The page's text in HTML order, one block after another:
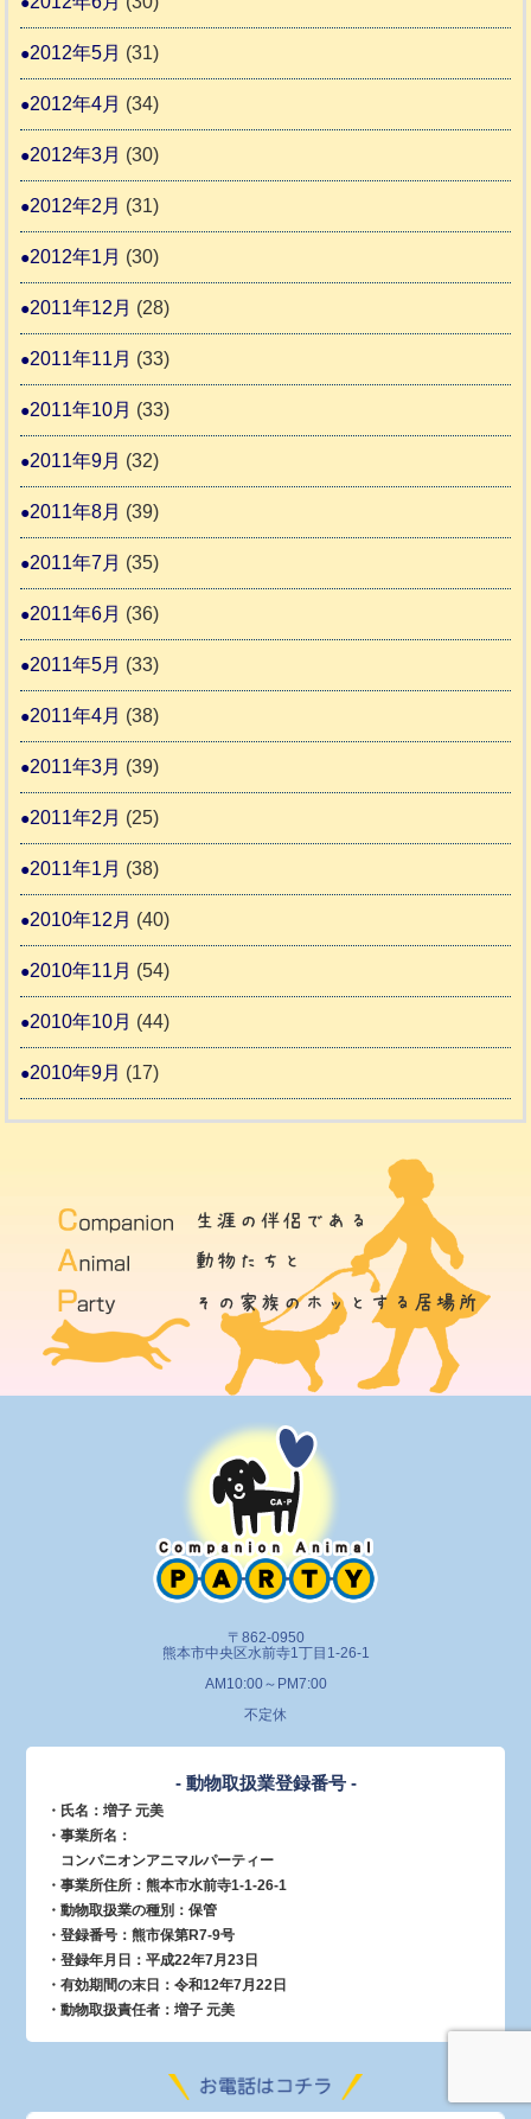
2012年5月 (31)
2012年4月 (34)
2012年3月 (30)
2012年2月 (31)
2012年1月 (30)
2011年12月 (28)
2011年11月 (33)
2011年10月 (33)
2011年9月 (32)
2011年8月 (39)
2011年7月 (35)
2011年6月 (36)
2011年5月 (33)
2011年4月 (38)
2011年3月 (39)
2011年2月 (25)
2011年1月 (38)
2010年12月 (40)
2010年11月 (54)
2010年10月 (44)
2010年9月 (17)
〒862-0950
熊本市中央区水前寺1丁目1-26-1
AM10:00～PM7:00
不定休
- 動物取扱業登録番号 -
・氏名：増子 元美
・事業所名：
コンパニオンアニマルパーティー
・事業所住所：熊本市水前寺1-1-26-1
・動物取扱業の種別：保管
・登録番号：熊市保第R7-9号
・登録年月日：平成22年7月23日
・有効期間の末日：令和12年7月22日
・動物取扱責任者：増子 元美